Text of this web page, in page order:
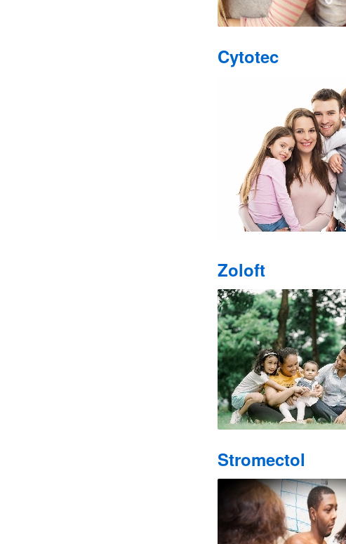
Cytotec
Zoloft
Stromectol